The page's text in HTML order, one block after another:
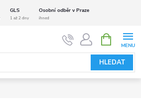
GLS Osobní odběr v Praze
1 až 2 dny ihned
HLEDAT
NÁKUPNÍ
KOŠÍK